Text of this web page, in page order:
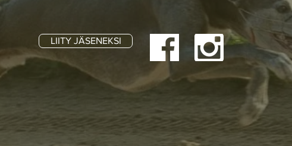
LIITY JÄSENEKSI